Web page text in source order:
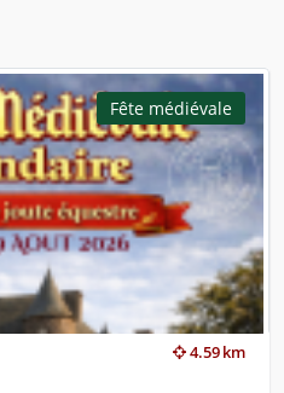
Fête médiévale
4.59 km